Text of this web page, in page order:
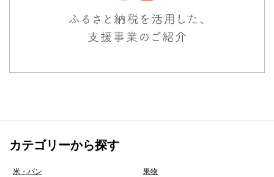
カテゴリーから探す
米・パン 果物